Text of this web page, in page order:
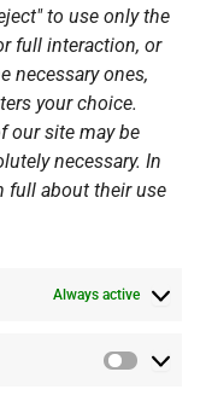
to use only the
full interaction, or
necessary ones,
your choice.
our site may be
necessary. In
full about their use
Always active